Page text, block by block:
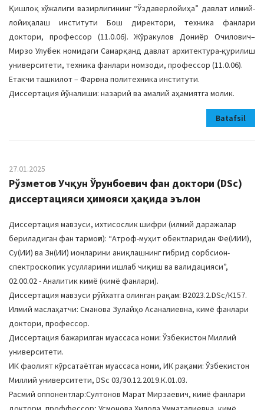
Қишлоқ хўжалиги вазирлигининг “Ўздаверлойиҳа” давлат илмий-
лойиҳалаш институти Бош директори, техника фанлари
доктори, профессор (11.0.06). Жўракулов Дониёр Очилович–
Мирзо Улуғбек номидаги Самарқанд давлат архитектура-қурилиш
университети, техника фанлари номзоди, профессор (11.0.06).
Етакчи ташкилот – Фарғона политехника институти.
Диссертация йўналиши: назарий ва амалий аҳамиятга молик.
Batafsil
27.01.2025
Рўзметов Учқун Ўрунбоевич фан доктори (DSc)
диссертацияси ҳимояси ҳақида эълон
Диссертация мавзуси, ихтисослик шифри (илмий даражалар
бериладиган фан тармоғи): “Атроф-муҳит обектларидан Фе(ИИИ),
Cу(ИИ) ва Зн(ИИ) ионларини аниқлашнинг гибрид сорбсион-
спектроскопик усулларини ишлаб чиқиш ва валидацияси”,
02.00.02 - Аналитик кимё (кимё фанлари).
Диссертация мавзуси рўйхатга олинган рақам: B2023.2.DSc/К157.
Илмий маслаҳатчи: Сманова Зулайҳо Асаналиевна, кимё фанлари
доктори, профессор.
Диссертация бажарилган муассаса номи: Ўзбекистон Миллий
университети.
ИК фаолият кўрсатаётган муассаса номи, ИК рақами: Ўзбекистон
Миллий университети, DSc 03/30.12.2019.К.01.03.
Расмий оппонентлар:Султонов Марат Мирзаевич, кимё фанлари